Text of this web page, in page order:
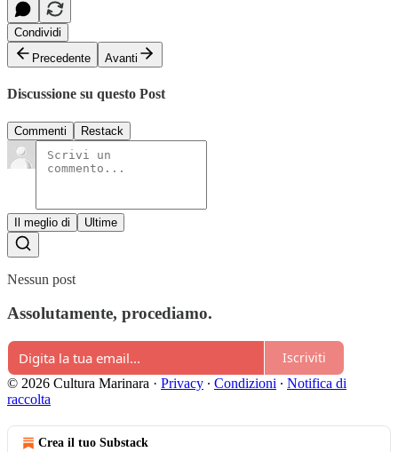
Condividi
Precedente
Avanti
Discussione su questo Post
Commenti Restack
Il meglio di Ultime
Nessun post
Assolutamente, procediamo.
Iscriviti
© 2026 Cultura Marinara · Privacy ∙ Condizioni ∙ Notifica di
raccolta
Crea il tuo Substack